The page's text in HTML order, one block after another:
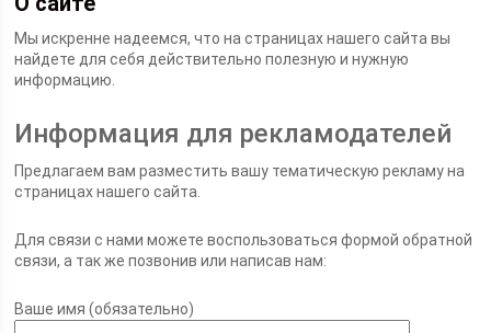
Мы искренне надеемся, что на страницах нашего сайта вы
найдете для себя действительно полезную и нужную
информацию.
Информация для рекламодателей
Предлагаем вам разместить вашу тематическую рекламу на
страницах нашего сайта.
Для связи с нами можете воспользоваться формой обратной
связи, а так же позвонив или написав нам:
Ваше имя (обязательно)